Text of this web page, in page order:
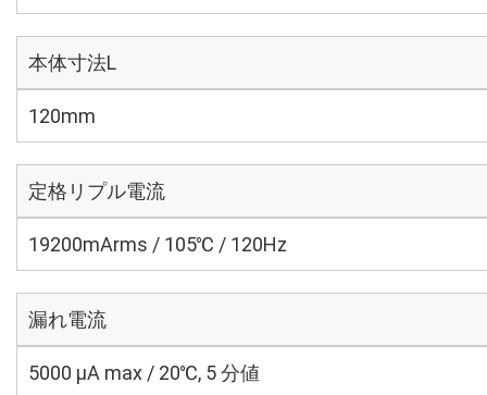
本体寸法L
120mm
定格リプル電流
19200mArms / 105℃ / 120Hz
漏れ電流
5000 μA max / 20℃, 5 分値